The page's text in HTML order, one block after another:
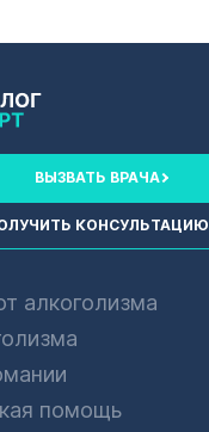
ВЫЗВАТЬ ВРАЧА
КОНСУЛЬТАЦИЮ
алкоголизма
помощь